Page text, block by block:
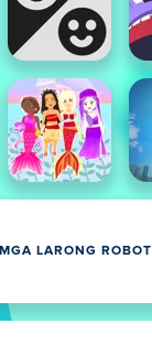
MGA LARONG ROBOT